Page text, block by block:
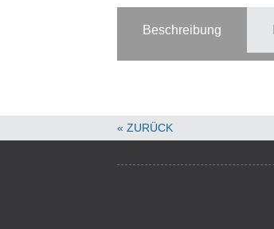
Beschreibung
« ZURÜCK